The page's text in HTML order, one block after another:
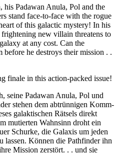
his Padawan Anula, Pol and the
stand face-to-face with the rogue
of this galactic mystery! In his
frightening new villain threatens to
at any cost. Can the
before he destroys their mission . .
finale in this action-packed issue!
seine Padawan Anula, Pol und
stehen dem abtrünnigen Komm-
galaktischen Rätsels direkt
mutierten Wahnsinn droht ein
Schurke, die Galaxis um jeden
lassen. Können die Pathfinder ihn
Mission zerstört. . . und sie